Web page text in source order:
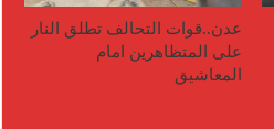
عدن..قوات التحالف تطلق النار
على المتظاهرين امام
المعاشيق